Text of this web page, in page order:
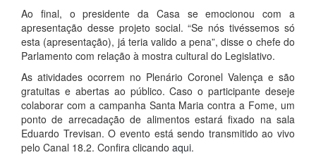
Ao final, o presidente da Casa se emocionou com a
apresentação desse projeto social. “Se nós tivéssemos só
esta (apresentação), já teria valido a pena”, disse o chefe do
Parlamento com relação à mostra cultural do Legislativo.
As atividades ocorrem no Plenário Coronel Valença e são
gratuitas e abertas ao público. Caso o participante deseje
colaborar com a campanha Santa Maria contra a Fome, um
ponto de arrecadação de alimentos estará fixado na sala
Eduardo Trevisan. O evento está sendo transmitido ao vivo
pelo Canal 18.2. Confira clicando aqui.